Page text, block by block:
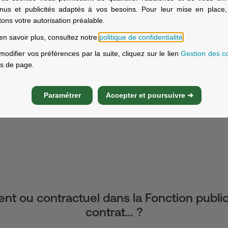
et publicités adaptés à vos besoins. Pour leur mise en
votre autorisation préalable.
savoir plus, consultez notre politique de confidentialité
vos préférences par la suite, cliquez sur le lienGestion des
de page.
Paramétrer Accepter et poursuivre ➔
d’une mutuelle dans la Fonction
!
l’initiative des agents et des contractuels.
un contrat santé individuel. Pour la Fonction publique,
ou contractuel dans la Fonction
contrat… ?